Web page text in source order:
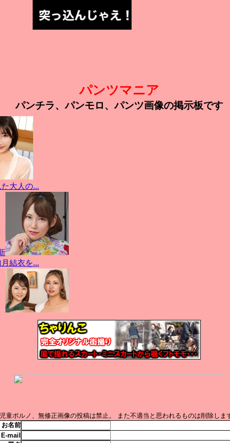
パンツマニア
パンチラ、パンモロ、パンツ画像の掲示板です
児童ポルノ、無修正画像の投稿は禁止。 また不適当と思われるものは削除しま
お名前
E-mail